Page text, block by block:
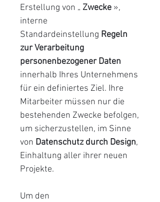
Erstellung von „ Zwecke »,
interne
Standardeinstellung Regeln
zur Verarbeitung
personenbezogener Daten
innerhalb Ihres Unternehmens
für ein definiertes Ziel. Ihre
Mitarbeiter müssen nur die
bestehenden Zwecke befolgen,
um sicherzustellen, im Sinne
von Datenschutz durch Design,
Einhaltung aller ihrer neuen
Projekte.
Um den